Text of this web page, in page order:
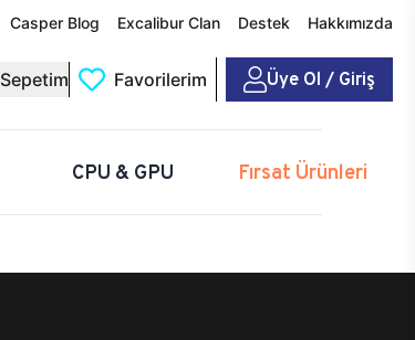
Casper Blog Excalibur Clan Destek Hakkımızda
Sepetim Favorilerim Üye Ol / Giriş
CPU & GPU Fırsat Ürünleri